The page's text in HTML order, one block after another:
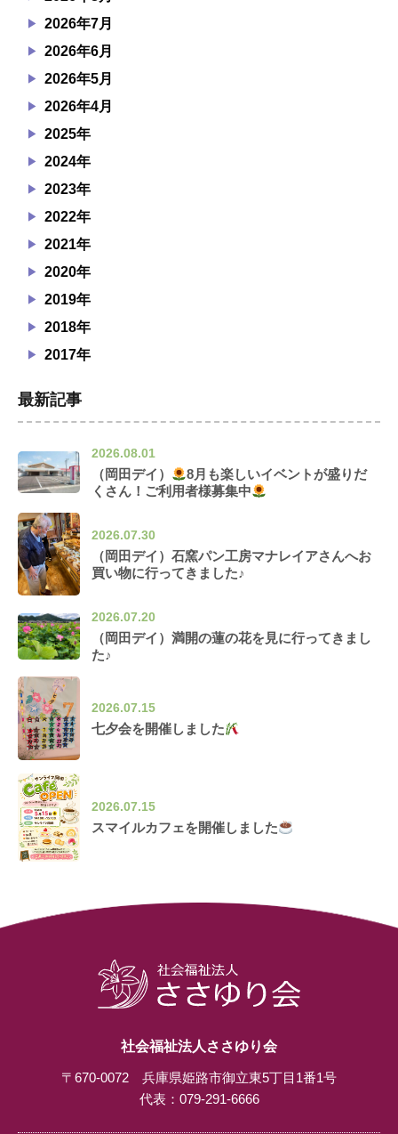
2026年7月
2026年6月
2026年5月
2026年4月
2025年
2024年
2023年
2022年
2021年
2020年
2019年
2018年
2017年
最新記事
2026.08.01
（岡田デイ）
8月も楽しいイベントが盛りだ
くさん！ご利用者様募集中
2026.07.30
（岡田デイ）石窯パン工房マナレイアさんへお
買い物に行ってきました♪
2026.07.20
（岡田デイ）満開の蓮の花を見に行ってきまし
た♪
2026.07.15
七夕会を開催しました
2026.07.15
スマイルカフェを開催しました
社会福祉法人ささゆり会
〒670-0072 兵庫県姫路市御立東5丁目1番1号
代表： 079-291-6666